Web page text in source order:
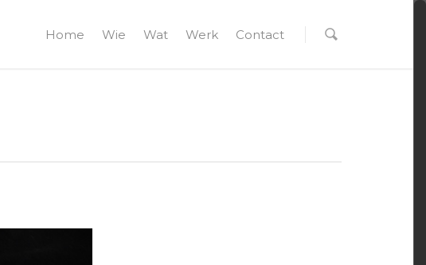
Home Wie Wat Werk Contact